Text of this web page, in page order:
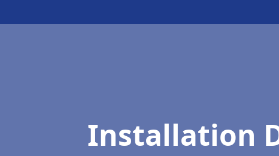
Installation